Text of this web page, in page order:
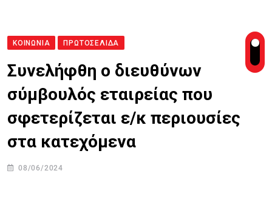
ΚΟΙΝΩΝΊΑ ΠΡΩΤΟΣΈΛΙΔΑ
Συνελήφθη ο διευθύνων
σύμβουλός εταιρείας που
σφετερίζεται ε/κ περιουσίες
στα κατεχόμενα
08/06/2024